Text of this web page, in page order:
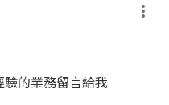
的業務留言給我